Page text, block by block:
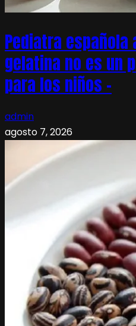
Pediatra
gelatina no es un
para los niños –
admin
agosto 7, 2026